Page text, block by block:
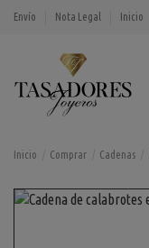
Envío Nota Legal Inicio
Inicio Comprar Cadenas